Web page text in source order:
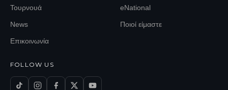
Τουρνουά eNational
News Ποιοί είμαστε
Επικοινωνία
FOLLOW US